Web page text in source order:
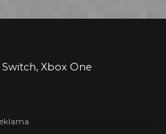
Xbox One